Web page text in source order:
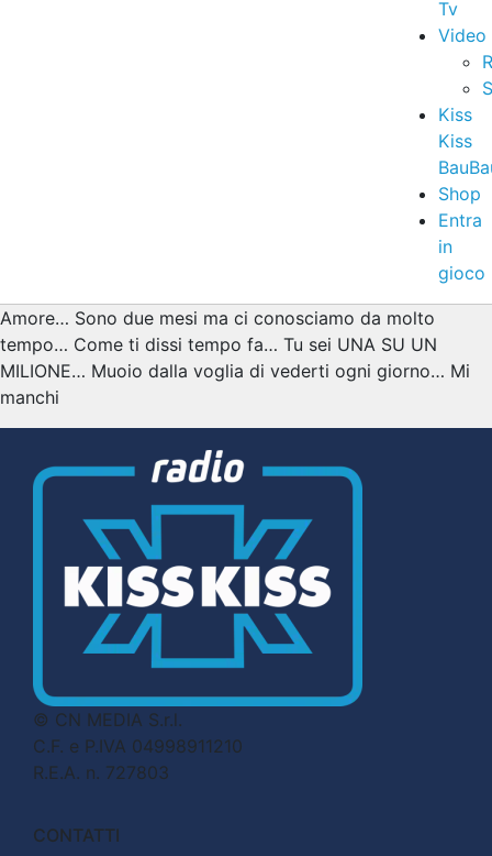
Tv
Video
Kiss
Kiss
Shop
Entra
in
gioco
Amore… Sono due mesi ma ci conosciamo da molto
tempo… Come ti dissi tempo fa… Tu sei UNA SU UN
MILIONE… Muoio dalla voglia di vederti ogni giorno… Mi
manchi
© CN MEDIA S.r.l.
C.F. e P.IVA 04998911210
R.E.A. n. 727803
CONTATTI